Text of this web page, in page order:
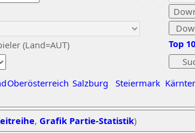
(Land=AUT)
Oberösterreich Salzburg Steiermark
Top
, Grafik Partie-Statistik)